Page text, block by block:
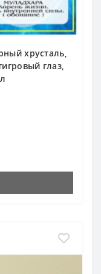
хрусталь,
глаз,